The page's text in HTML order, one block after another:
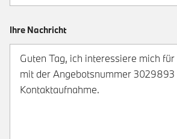
Ihre Nachricht